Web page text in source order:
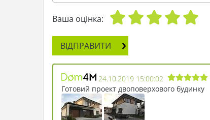
Ваша оцінка:
ВІДПРАВИТИ
24.10.2019 15:00:02
Готовий проект двоповерхового будинку